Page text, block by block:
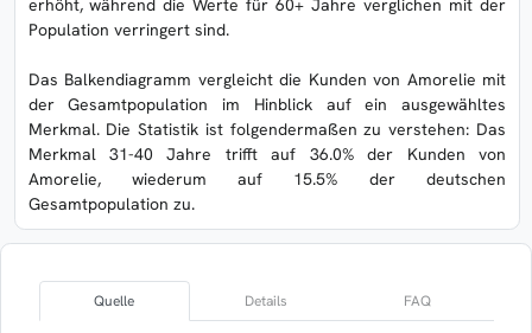
Population verringert sind.
Das Balkendiagramm vergleicht die Kunden von Amorelie mit
der Gesamtpopulation im Hinblick auf ein ausgewähltes
Merkmal. Die Statistik ist folgendermaßen zu verstehen: Das
Merkmal 31-40 Jahre trifft auf 36.0% der Kunden von
Amorelie, wiederum auf 15.5% der deutschen
Gesamtpopulation zu.
Quelle Details FAQ